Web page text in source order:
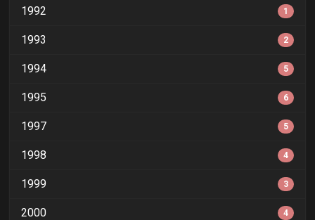
1992 1
1993 2
1994 5
1995 6
1997 5
1998 4
1999 3
2000 4